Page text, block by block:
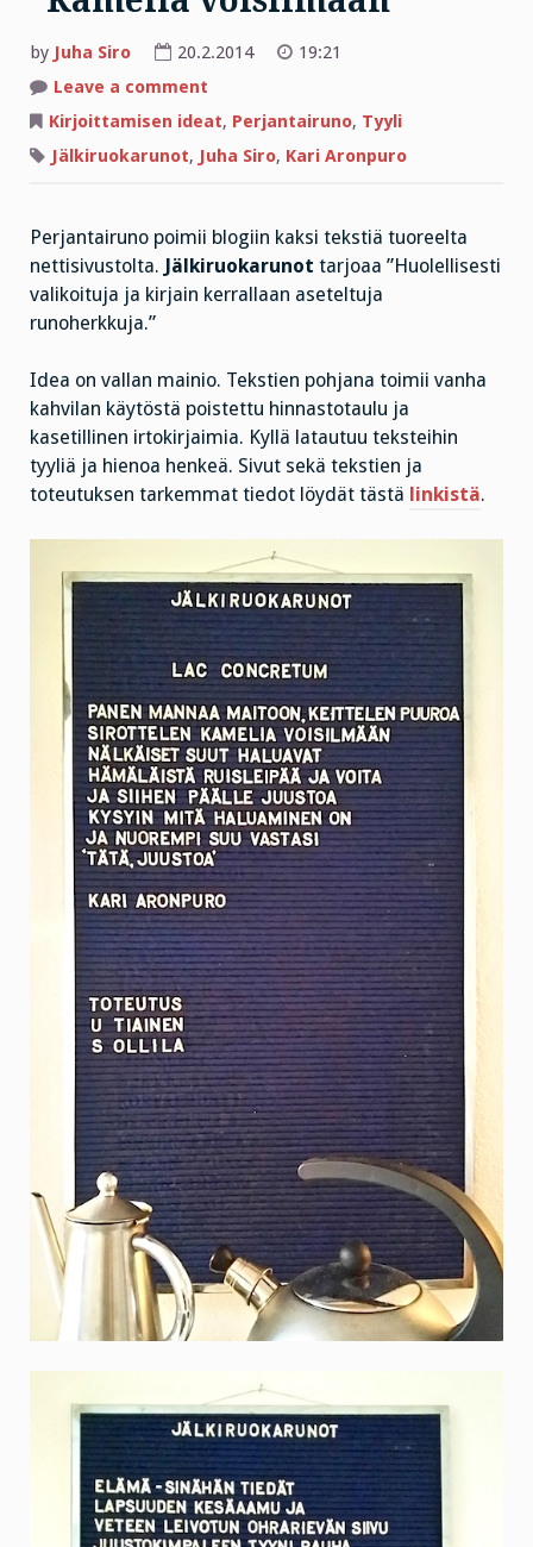
by Juha Siro 20.2.2014
19:21
Leave a comment
voisilmään”
Kirjoittamisen ideat, Perjantairuno, Tyyli
Jälkiruokarunot, Juha Siro, Kari Aronpuro
Perjantairuno poimii blogiin kaksi tekstiä tuoreelta
nettisivustolta. Jälkiruokarunot tarjoaa ”Huolellisesti
valikoituja ja kirjain kerrallaan aseteltuja
runoherkkuja.”
Idea on vallan mainio. Tekstien pohjana toimii vanha
kahvilan käytöstä poistettu hinnastotaulu ja
kasetillinen irtokirjaimia. Kyllä latautuu teksteihin
tyyliä ja hienoa henkeä. Sivut sekä tekstien ja
toteutuksen tarkemmat tiedot löydät tästä linkistä.